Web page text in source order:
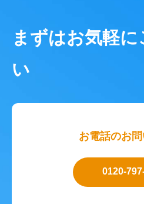
まずはお気軽に
い
お電話のお
0120-